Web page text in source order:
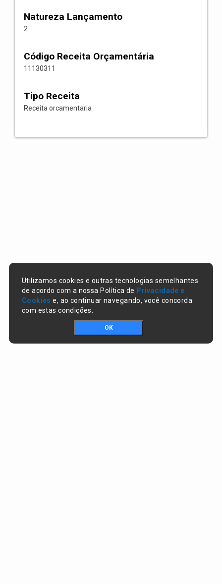
Natureza Lançamento
2
Código Receita Orçamentária
11130311
Tipo Receita
Receita orcamentaria
Utilizamos cookies e outras tecnologias semelhantes
de acordo com a nossa Política de Privacidade e
Cookies e, ao continuar navegando, você concorda
com estas condições.
OK